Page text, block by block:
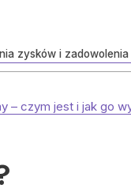
zysków i
– czym jest i jak go